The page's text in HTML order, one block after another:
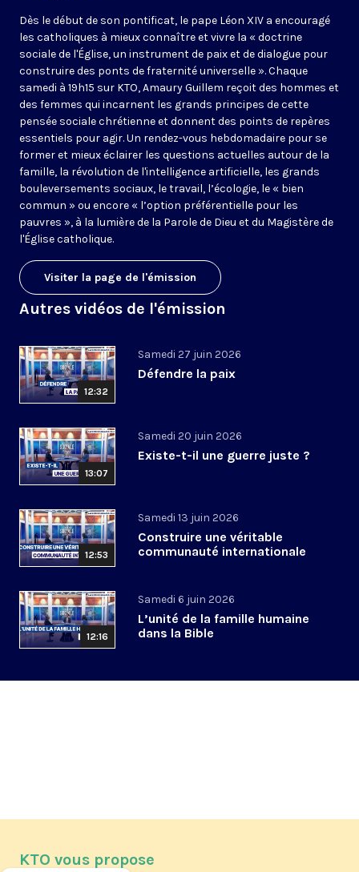
Dès le début de son pontificat, le pape Léon XIV a encouragé
les catholiques à mieux connaître et vivre la « doctrine
sociale de l'Église, un instrument de paix et de dialogue pour
construire des ponts de fraternité universelle ». Chaque
samedi à 19h15 sur KTO, Amaury Guillem reçoit des hommes et
des femmes qui incarnent les grands principes de cette
pensée sociale chrétienne et donnent des points de repères
essentiels pour agir. Un rendez-vous hebdomadaire pour se
former et mieux éclairer les questions actuelles autour de la
famille, la révolution de l'intelligence artificielle, les grands
bouleversements sociaux, le travail, l’écologie, le « bien
commun » ou encore « l’option préférentielle pour les
pauvres », à la lumière de la Parole de Dieu et du Magistère de
l'Église catholique.
Visiter la page de l'émission
Autres vidéos de l'émission
12:32
Samedi 27 juin 2026
Défendre la paix
13:07
Samedi 20 juin 2026
Existe-t-il une guerre juste ?
12:53
Samedi 13 juin 2026
Construire une véritable
communauté internationale
12:16
Samedi 6 juin 2026
L’unité de la famille humaine
dans la Bible
KTO vous propose